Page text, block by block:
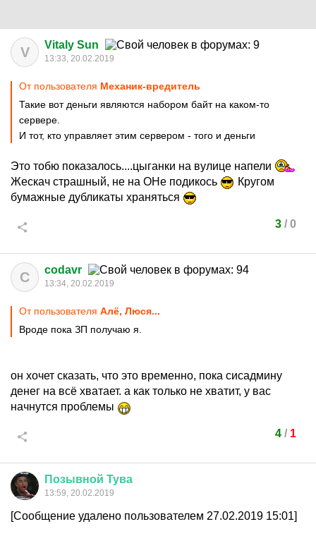
V Vitaly Sun
13:33, 20.02.2019
От пользователя Механик-вредитель
Такие вот деньги являются набором байт на каком-то
сервере.
И тот, кто управляет этим сервером - того и деньги
Это тобю показалось....цыганки на вулице напели
Жескач страшный, не на ОНе подикось
Кругом
бумажные дубликаты храняться
3/ 0
C codavr
13:34, 20.02.2019
От пользователя Алё, Люся...
Вроде пока ЗП получаю я.
он хочет сказать, что это временно, пока сисадмину
денег на всё хватает. а как только не хватит, у вас
начнутся проблемы
4/ 1
Позывной Тува
13:59, 20.02.2019
[Сообщение удалено пользователем 27.02.2019 15:01]